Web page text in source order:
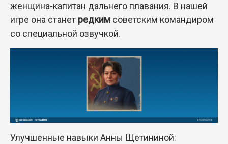
женщина-капитан дальнего плавания. В нашей
игре она станет редким советским командиром
со специальной озвучкой.
Улучшенные навыки Анны Щетининой: